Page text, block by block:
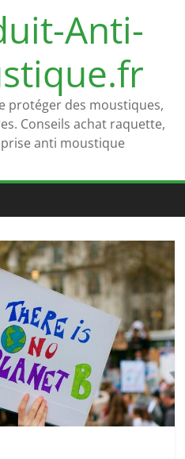
Anti-
protéger des moustiques,
Conseils achat raquette,
anti moustique